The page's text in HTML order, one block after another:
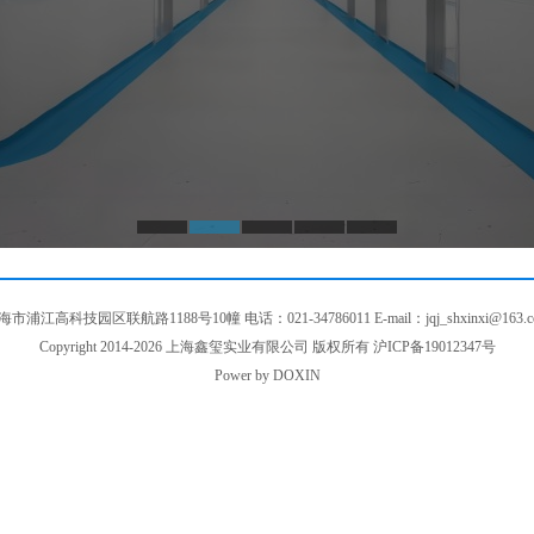
市浦江高科技园区联航路1188号10幢 电话：021-34786011 E-mail：
Copyright 2014-2026 上海鑫玺实业有限公司 版权所有 沪ICP备19012347号
Power by DOXIN